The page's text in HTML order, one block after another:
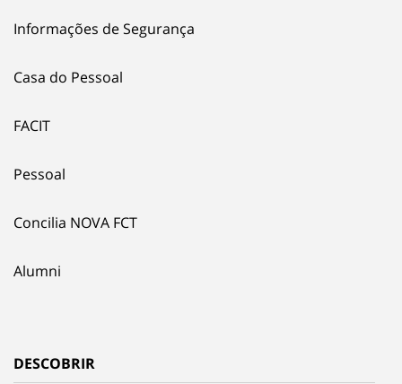
Informações de Segurança
Casa do Pessoal
FACIT
Pessoal
Concilia NOVA FCT
Alumni
DESCOBRIR